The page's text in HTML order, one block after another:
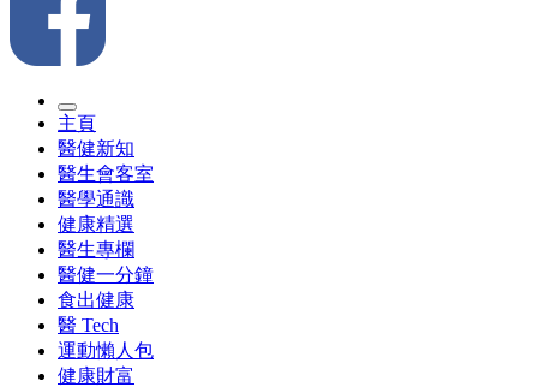
主頁
醫健新知
醫生會客室
醫學通識
健康精選
醫生專欄
醫健一分鐘
食出健康
醫 Tech
運動懶人包
健康財富